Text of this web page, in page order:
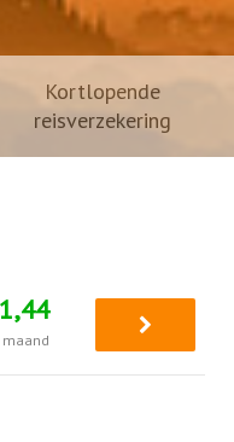
Kortlopende
reisverzekering
maand